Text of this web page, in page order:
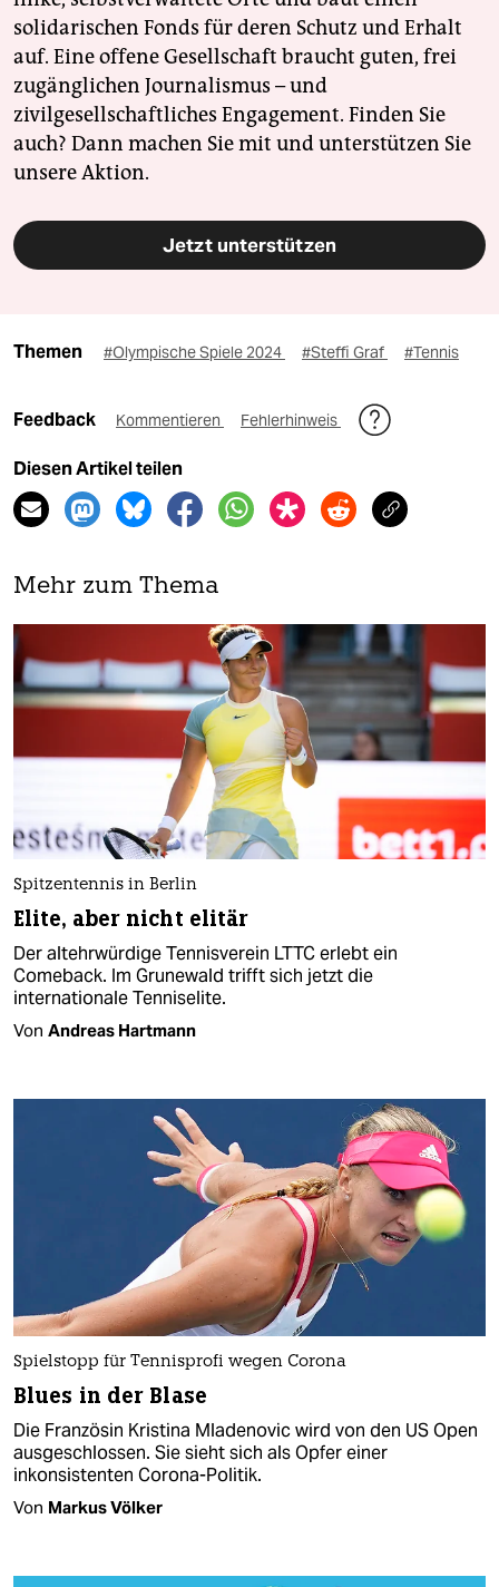
solidarischen Fonds für deren Schutz und Erhalt
auf. Eine offene Gesellschaft braucht guten, frei
zugänglichen Journalismus – und
zivilgesellschaftliches Engagement. Finden Sie
auch? Dann machen Sie mit und unterstützen Sie
unsere Aktion.
Jetzt unterstützen
Themen #Olympische Spiele 2024 #Steffi Graf #Tennis
Feedback Kommentieren Fehlerhinweis
Diesen Artikel teilen
Mehr zum Thema
Spitzentennis in Berlin
Elite, aber nicht elitär
Der altehrwürdige Tennisverein LTTC erlebt ein
Comeback. Im Grunewald trifft sich jetzt die
internationale Tenniselite.
Von Andreas Hartmann
Spielstopp für Tennisprofi wegen Corona
Blues in der Blase
Die Französin Kristina Mladenovic wird von den US Open
ausgeschlossen. Sie sieht sich als Opfer einer
inkonsistenten Corona-Politik.
Von Markus Völker